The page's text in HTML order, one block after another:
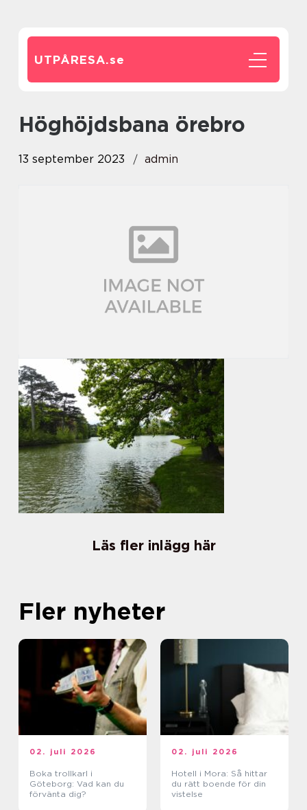
UTPÅRESA.se
höghöjdsbana örebro
13 september 2023 admin
Läs fler inlägg här
Fler nyheter
02. juli 2026
Boka trollkarl i
Göteborg: Vad kan du
förvänta dig?
02. juli 2026
Hotell i Mora: Så hittar
du rätt boende för din
vistelse